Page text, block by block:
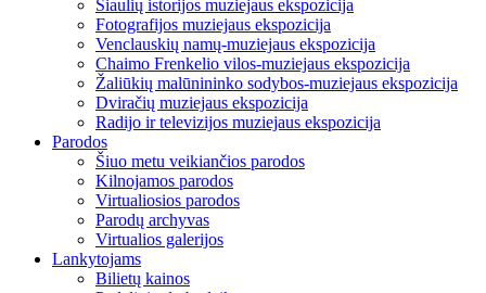
Šiaulių istorijos muziejaus ekspozicija
Fotografijos muziejaus ekspozicija
Venclauskių namų-muziejaus ekspozicija
Chaimo Frenkelio vilos-muziejaus ekspozicija
Žaliūkių malūnininko sodybos-muziejaus ekspozicija
Dviračių muziejaus ekspozicija
Radijo ir televizijos muziejaus ekspozicija
Parodos
Šiuo metu veikiančios parodos
Kilnojamos parodos
Virtualiosios parodos
Parodų archyvas
Virtualios galerijos
Lankytojams
Bilietų kainos